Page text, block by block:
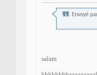
Envoyé
salam